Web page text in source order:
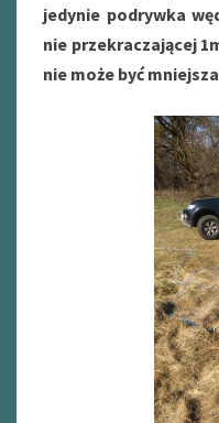
jedynie podrywka
nie przekraczającej
nie może być